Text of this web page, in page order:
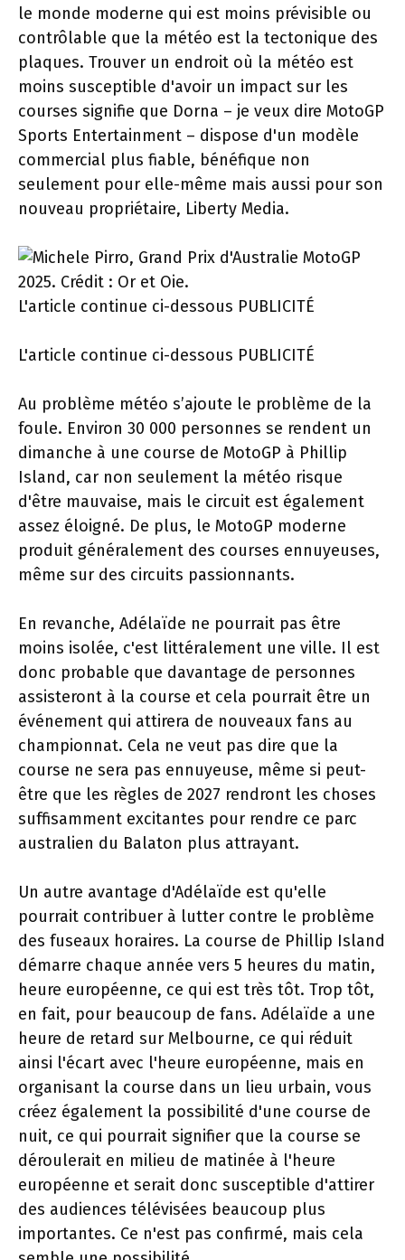
le monde moderne qui est moins prévisible ou
contrôlable que la météo est la tectonique des
plaques. Trouver un endroit où la météo est
moins susceptible d'avoir un impact sur les
courses signifie que Dorna – je veux dire MotoGP
Sports Entertainment – ​​dispose d'un modèle
commercial plus fiable, bénéfique non
seulement pour elle-même mais aussi pour son
nouveau propriétaire, Liberty Media.
L'article continue ci-dessous PUBLICITÉ
L'article continue ci-dessous PUBLICITÉ
Au problème météo s’ajoute le problème de la
foule. Environ 30 000 personnes se rendent un
dimanche à une course de MotoGP à Phillip
Island, car non seulement la météo risque
d'être mauvaise, mais le circuit est également
assez éloigné. De plus, le MotoGP moderne
produit généralement des courses ennuyeuses,
même sur des circuits passionnants.
En revanche, Adélaïde ne pourrait pas être
moins isolée, c'est littéralement une ville. Il est
donc probable que davantage de personnes
assisteront à la course et cela pourrait être un
événement qui attirera de nouveaux fans au
championnat. Cela ne veut pas dire que la
course ne sera pas ennuyeuse, même si peut-
être que les règles de 2027 rendront les choses
suffisamment excitantes pour rendre ce parc
australien du Balaton plus attrayant.
Un autre avantage d'Adélaïde est qu'elle
pourrait contribuer à lutter contre le problème
des fuseaux horaires. La course de Phillip Island
démarre chaque année vers 5 heures du matin,
heure européenne, ce qui est très tôt. Trop tôt,
en fait, pour beaucoup de fans. Adélaïde a une
heure de retard sur Melbourne, ce qui réduit
ainsi l'écart avec l'heure européenne, mais en
organisant la course dans un lieu urbain, vous
créez également la possibilité d'une course de
nuit, ce qui pourrait signifier que la course se
déroulerait en milieu de matinée à l'heure
européenne et serait donc susceptible d'attirer
des audiences télévisées beaucoup plus
importantes. Ce n'est pas confirmé, mais cela